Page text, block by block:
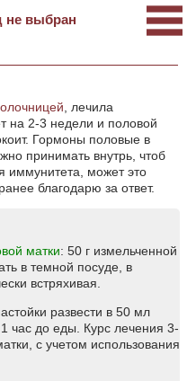
не выбран
, лечила
на 2-3 недели и половой
Гормоны половые в
принимать внутрь, чтоб
иммунитета, может это
благодарю за ответ.
матки: 50 г измельченной
в темной посуде, в
встряхивая.
развести в 50 мл
час до еды. Курс лечения 3-
с учетом использования